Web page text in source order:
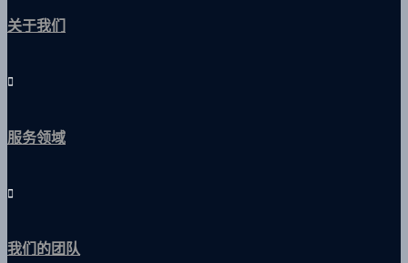
关于我们
服务领域
我们的团队